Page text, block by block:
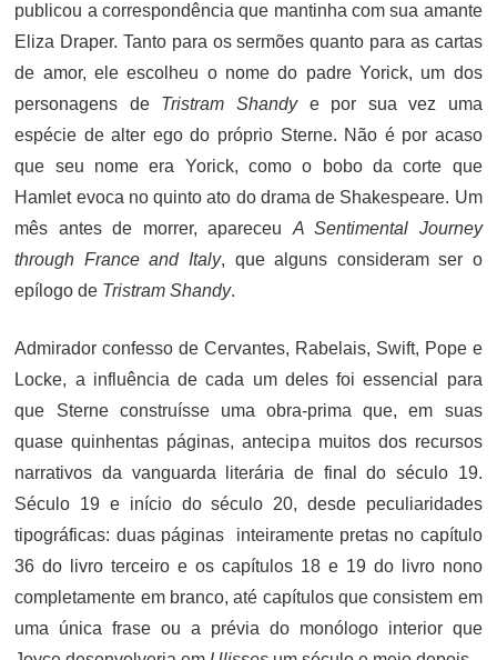
publicou a correspondência que mantinha com sua amante
Eliza Draper. Tanto para os sermões quanto para as cartas
de amor, ele escolheu o nome do padre Yorick, um dos
personagens de Tristram Shandye por sua vez uma
espécie de alter ego do próprio Sterne. Não é por acaso
que seu nome era Yorick, como o bobo da corte que
Hamlet evoca no quinto ato do drama de Shakespeare. Um
mês antes de morrer, apareceuA Sentimental Journey
through France and Italy, que alguns consideram ser o
epílogo de Tristram Shandy.
Admirador confesso de Cervantes, Rabelais, Swift, Pope e
Locke, a influência de cada um deles foi essencial para
que Sterne construísse uma obra-prima que, em suas
quase quinhentas páginas, antecipa muitos dos recursos
narrativos da vanguarda literária de final do século 19.
Século 19 e início do século 20, desde peculiaridades
tipográficas: duas páginas inteiramente pretas no capítulo
36 do livro terceiro e os capítulos 18 e 19 do livro nono
completamente em branco, até capítulos que consistem em
uma única frase ou a prévia do monólogo interior que